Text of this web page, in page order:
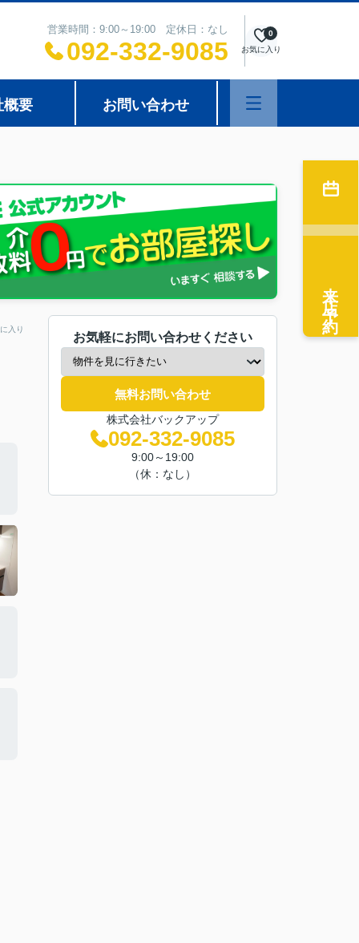
営業時間：9:00～19:00 定休日：なし
092-332-9085 お気に入り
0
概要 お問い合わせ
入り
お気軽にお問い合わせください
無料お問い合わせ
株式会社バックアップ
092-332-9085
9:00～19:00
（休：なし）
来店予約